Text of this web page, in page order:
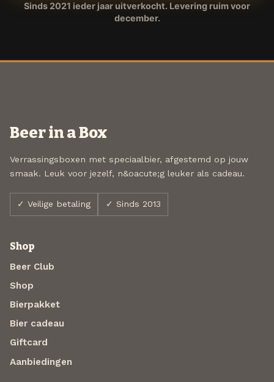
Sinds 2021 ieder jaar uitverkocht. Levering ruim voor
december.
Beer in a Box
Verrassingsboxen met speciaalbier, afgestemd op jouw
smaak. Leuk voor jezelf, n&oacute;g leuker als cadeau.
✓ Veilige betaling ✓ Sinds 2013
Shop
Beer Club
Shop
Bierpakket
Bier cadeau
Giftcard
Aanbiedingen